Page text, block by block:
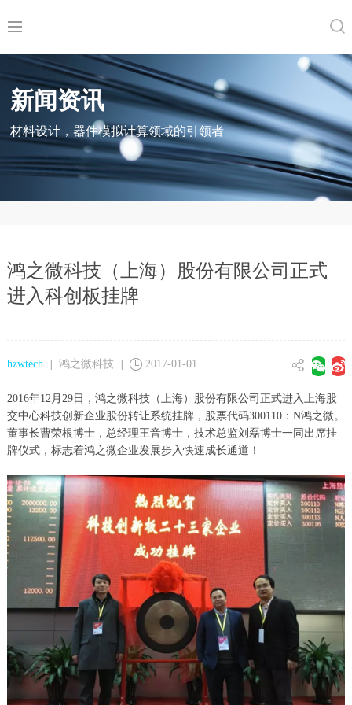
新闻资讯
材料设计，器件模拟计算领域的引领者
鸿之微科技（上海）股份有限公司正式
进入科创板挂牌
hzwtech | 鸿之微科技 | 2017-01-01
2016年12月29日，鸿之微科技（上海）股份有限公司正式进入上海股
交中心科技创新企业股份转让系统挂牌，股票代码300110：N鸿之微。
董事长曹荣根博士，总经理王音博士，技术总监刘磊博士一同出席挂
牌仪式，标志着鸿之微企业发展步入快速成长通道！